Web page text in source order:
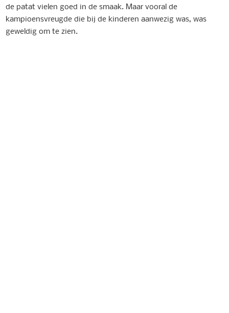
de patat vielen goed in de smaak. Maar vooral de
kampioensvreugde die bij de kinderen aanwezig was, was
geweldig om te zien.